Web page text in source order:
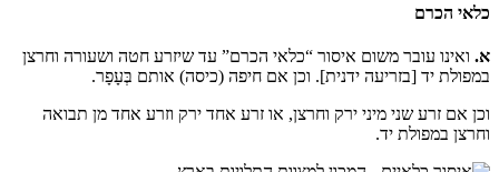
כלאי הכרם
א. ואינו עובר משום איסור “כלאי הכרם” עד שיזרע חטה ושעורה וחרצן
במפולת יד [בזריעה ידנית]. וכן אם חיפה (כיסה) אותם בְּעָפָר.
וכן אם זרע שני מיני ירק וחרצן, או זרע אחד ירק וזרע אחד מן תבואה
וחרצן במפולת יד.